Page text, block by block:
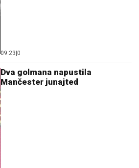
09:23 0
Dva golmana napustila
Mančester junajted